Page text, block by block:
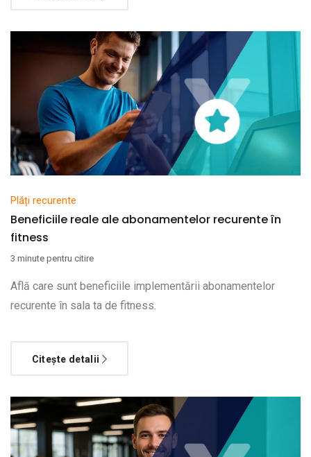
Plăți recurente
Beneficiile reale ale abonamentelor recurente în
fitness
3 minute pentru citire
Află care sunt beneficiile implementării abonamentelor
recurente în sala ta de fitness.
Citește detalii